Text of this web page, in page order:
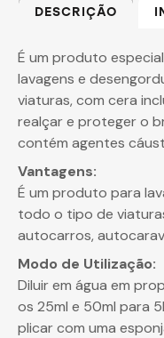
DESCRIÇÃO
É um produto
lavagens e
viaturas, com cera
realçar e proteger o
contém agentes
Vantagens:
É um produto para
todo o tipo de
autocarros,
Modo de Utilização:
Diluir em água em
os 25ml e 50ml para
plicar com uma